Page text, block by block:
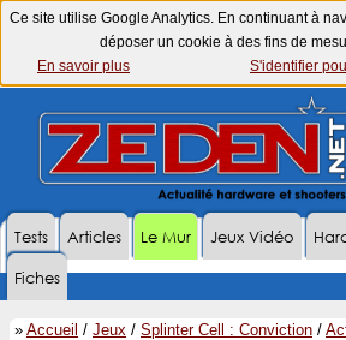
Ce site utilise Google Analytics. En continuant à
déposer un cookie à des fins de
En savoir plus
S'identifier
Tests Articles Le Mur Jeux Vidéo
Fiches
» Accueil / Jeux / Splinter Cell : Conviction /